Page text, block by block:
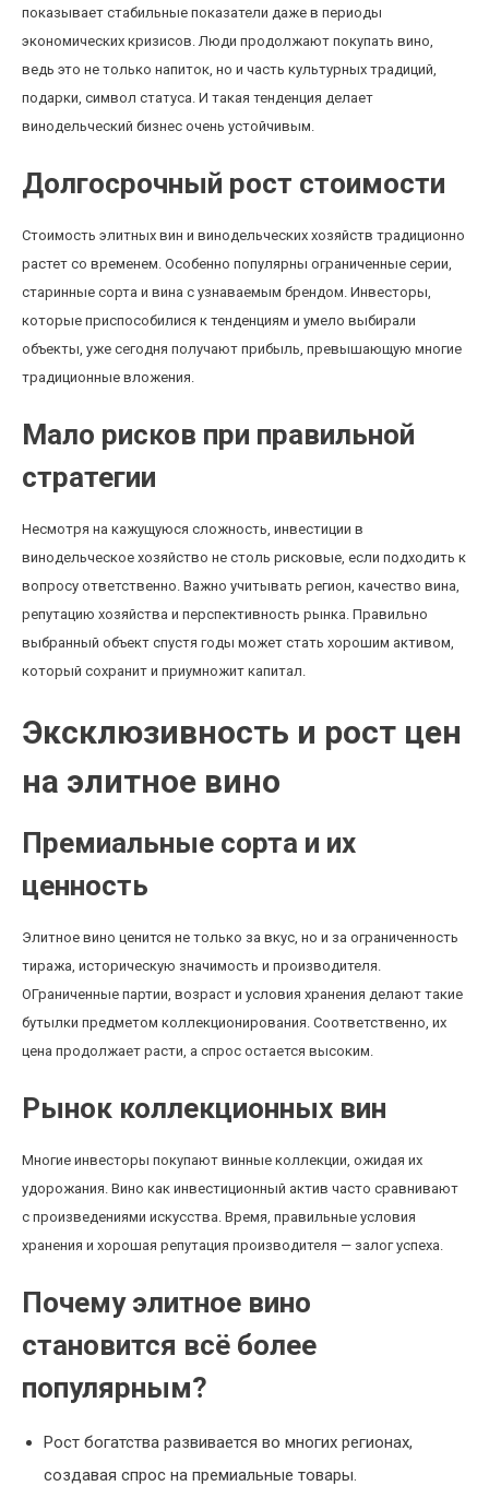
показывает стабильные показатели даже в периоды
экономических кризисов. Люди продолжают покупать вино,
ведь это не только напиток, но и часть культурных традиций,
подарки, символ статуса. И такая тенденция делает
винодельческий бизнес очень устойчивым.
Долгосрочный рост стоимости
Стоимость элитных вин и винодельческих хозяйств традиционно
растет со временем. Особенно популярны ограниченные серии,
старинные сорта и вина с узнаваемым брендом. Инвесторы,
которые приспособилися к тенденциям и умело выбирали
объекты, уже сегодня получают прибыль, превышающую многие
традиционные вложения.
Мало рисков при правильной
стратегии
Несмотря на кажущуюся сложность, инвестиции в
винодельческое хозяйство не столь рисковые, если подходить к
вопросу ответственно. Важно учитывать регион, качество вина,
репутацию хозяйства и перспективность рынка. Правильно
выбранный объект спустя годы может стать хорошим активом,
который сохранит и приумножит капитал.
Эксклюзивность и рост цен
на элитное вино
Премиальные сорта и их
ценность
Элитное вино ценится не только за вкус, но и за ограниченность
тиража, историческую значимость и производителя.
ОГраниченные партии, возраст и условия хранения делают такие
бутылки предметом коллекционирования. Соответственно, их
цена продолжает расти, а спрос остается высоким.
Рынок коллекционных вин
Многие инвесторы покупают винные коллекции, ожидая их
удорожания. Вино как инвестиционный актив часто сравнивают
с произведениями искусства. Время, правильные условия
хранения и хорошая репутация производителя — залог успеха.
Почему элитное вино
становится всё более
популярным?
Рост богатства развивается во многих регионах,
создавая спрос на премиальные товары.